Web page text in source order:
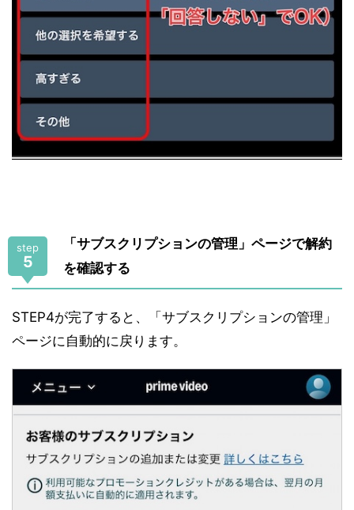
step
5
「サブスクリプションの管理」ページで解約
を確認する
STEP4が完了すると、「サブスクリプションの管理」
ページに自動的に戻ります。